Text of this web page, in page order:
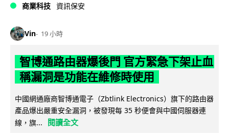
商業科技 資訊保安
Vin 19 小時
智博通路由器爆後門 官方緊急下架止血
稱漏洞是功能在維修時使用
中國網通廠商智博通電子（Zbtlink Electronics）旗下的路由器
產品爆出嚴重安全漏洞，被發現每 35 秒便會與中國伺服器連
線，旗...
閱讀全文